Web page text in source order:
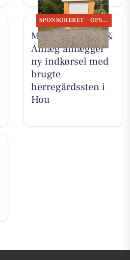
SPONSORERET OPSLAGSTAVLEN
MB Entreprenør &
Anlæg anlægger
ny indkørsel med
brugte
herregårdssten i
Hou